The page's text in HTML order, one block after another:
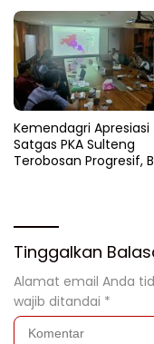
Kemendagri Apresiasi
Satgas PKA Sulteng
Terobosan Progresif,
Tinggalkan
Alamat email Anda
wajib ditandai *